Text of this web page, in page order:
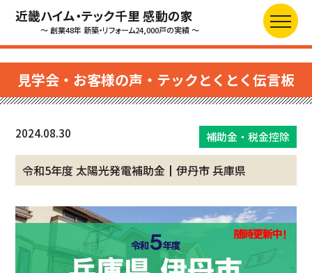
近畿ハイム・テック千里 感動の家
～ 創業48年 新築・リフォーム24,000戸の実績 ～
見学会・お客様の声・テックとくとく伝言板
2024.08.30 補助金・税金控除
令和5年度 太陽光発電補助金┃伊丹市 兵庫県